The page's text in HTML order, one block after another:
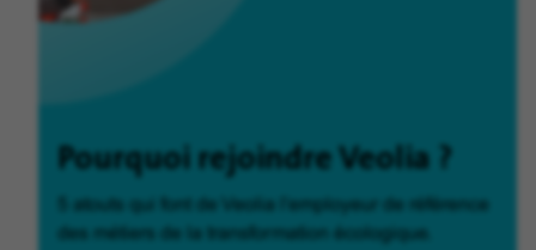
Pourquoi rejoindre Veolia ?